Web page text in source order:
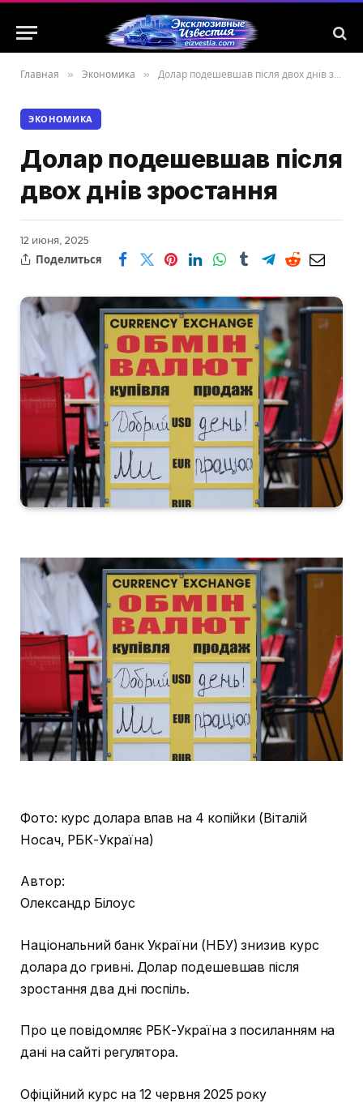
Главная » Экономика » Долар подешевшав після двох днів зростання
ЭКОНОМИКА
Долар подешевшав після
двох днів зростання
12 июня, 2025
Поделиться
Фото: курс долара впав на 4 копійки (Віталій
Носач, РБК-Україна)
Автор:
Олександр Білоус
Національний банк України (НБУ) знизив курс
долара до гривні. Долар подешевшав після
зростання два дні поспіль.
Про це повідомляє РБК-Україна з посиланням на
дані на сайті регулятора.
Офіційний курс на 12 червня 2025 року